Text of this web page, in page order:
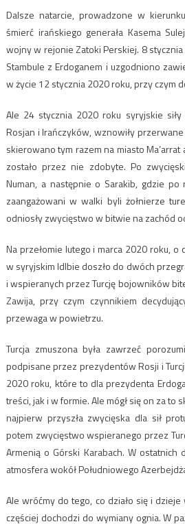
Dalsze natarcie, prowadzone w
śmierć irańskiego generała Kasema
wojny w rejonie Zatoki Perskiej. 8 stycznia
Stambule z Erdoganem i uzgodniono
w życie 12 stycznia 2020 roku, przy czym
Ale 24 stycznia 2020 roku syryjskie
Rosjan i Irańczyków, wznowiły
skierowano tym razem na miasto
zostało przez nie zdobyte. Po
Numan, a następnie o Sarakib, gdzie
zaangażowani w walki byli żołnierze
odniosły zwycięstwo w bitwie na zachód
Na przełomie lutego i marca 2020 roku, o
w syryjskim Idlbie doszło do dwóch
i wspieranych przez Turcję bojowników
Zawija, przy czym czynnikiem
przewaga w powietrzu.
Turcja zmuszona była zawrzeć
podpisane przez prezydentów Rosji i
2020 roku, które to dla prezydenta
treści, jak i w formie. Ale mógł się on za to
najpierw przyszła zwycięska dla sił
potem zwycięstwo wspieranego przez
Armenią o Górski Karabach. W ostatnich
atmosfera wokół Południowego
Ale wróćmy do tego, co działo się i
częściej dochodzi do wymiany ognia. W